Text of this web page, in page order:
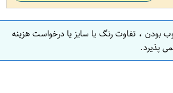
بودن ، تفاوت رنگ یا سایز یا درخواست هزینه
پذیرد.